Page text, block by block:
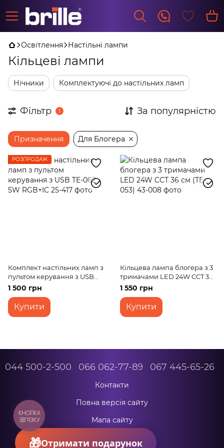
Освітлення Настільні лампи
Кільцеві лампи
Нічники Комплектуючі до настільних ламп
Фільтр 1 За популярністю
Призначення Для Блогера
РОЗПРОДАЖ
Комплект настільних ламп з
пультом керування з USB
TE-062 5W RGB+IC
1 500 грн
Купити
Кільцева лампа блогера з 3
тримачами LED 24W CCT 36
см (TE-053)
1 550 грн
Купити
044 500-2-500 066 062-77-89 067 445-65-26
Контакти
Повна версія сайту
Мапа сайту
КНОПКА
ЗВ'ЯЗКУ
Отримати подарунок